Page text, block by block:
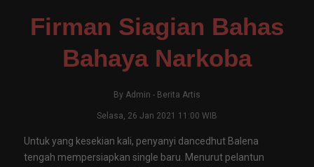
Firman Siagian Bahas
Bahaya Narkoba
By Admin - Berita Artis
Selasa, 26 Jan 2021 11:00 WIB
Untuk yang kesekian kali, penyanyi dancedhut Balena
tengah mempersiapkan single baru. Menurut pelantun